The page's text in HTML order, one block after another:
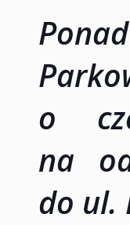
o
na
do ul.